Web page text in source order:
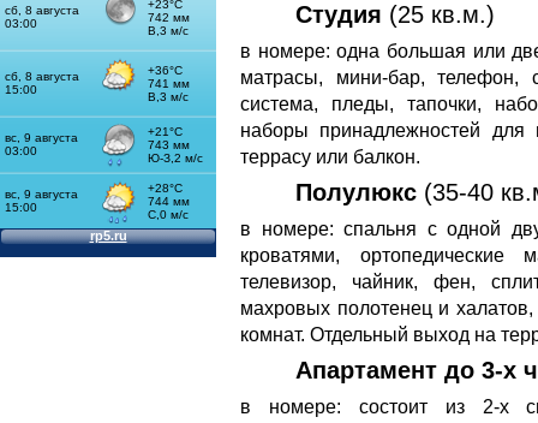
Студия (25 кв.м.)
в номере: одна большая или
матрасы, мини-бар, телефон,
система, пледы, тапочки,
наборы принадлежностей
террасу или балкон.
Полулюкс (35-40
в номере: спальня с одной
кроватями,
телевизор, чайник, фен,
махровых полотенец и
комнат. Отдельный выход на
Апартамент до 3-х
в номере: состоит из 2-х